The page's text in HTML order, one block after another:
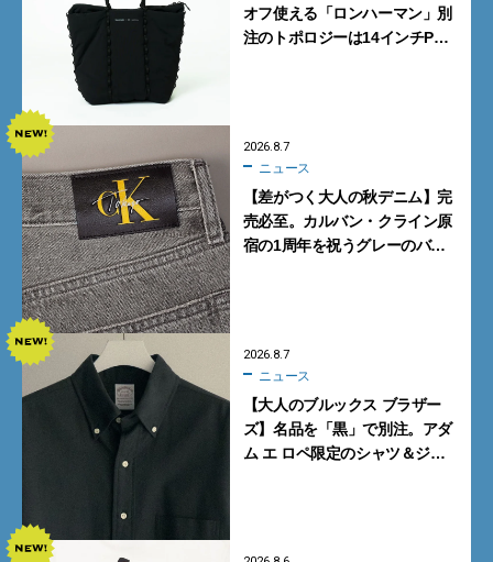
オフ使える「ロンハーマン」別
注のトポロジーは14インチPC
2026.8.7
ニュース
【差がつく大人の秋デニム】完
売必至。カルバン・クライン原
宿の1周年を祝うグレーのバ
2026.8.7
ニュース
【大人のブルックス ブラザー
ズ】名品を「黒」で別注。アダ
ム エ ロペ限定のシャツ＆ジャ